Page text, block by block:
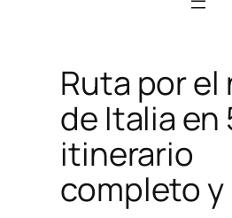
Ruta por el
de Italia en
itinerario
completo y